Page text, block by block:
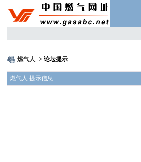
燃气人 -> 论坛提示
燃气人 提示信息